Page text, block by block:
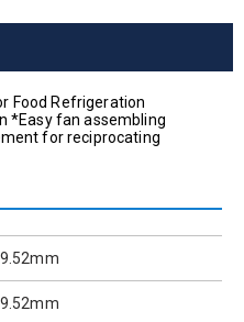
Food Refrigeration
*Easy fan assembling
for reciprocating
9.52mm
9.52mm